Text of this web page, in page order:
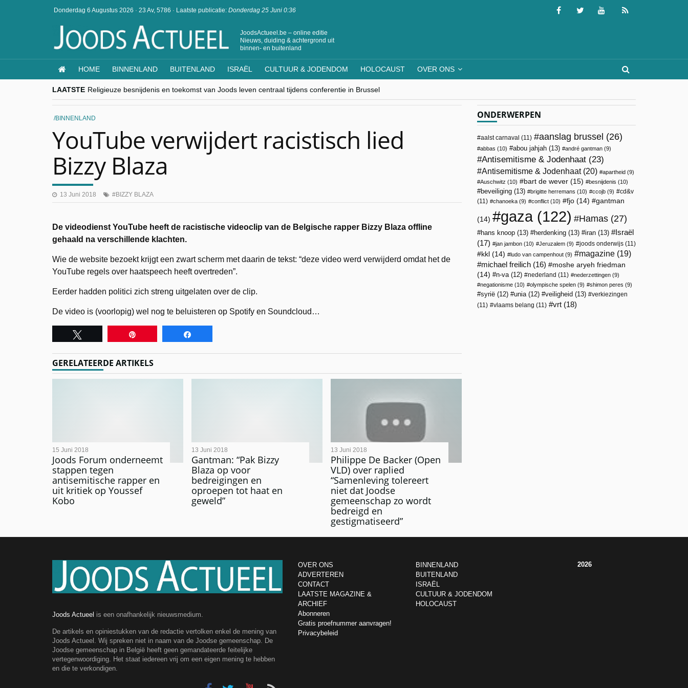
Donderdag 6 Augustus 2026 · 23 Av, 5786 · Laatste publicatie: Donderdag 25 Juni 0:36
JoodsActueel.be – online editie
Nieuws, duiding & achtergrond uit
binnen- en buitenland
HOME BINNENLAND BUITENLAND ISRAËL CULTUUR & JODENDOM HOLOCAUST OVER ONS
LAATSTE Religieuze besnijdenis en toekomst van Joods leven centraal tijdens conferentie in Brussel
“Besnijdenisdebat toont hoe moeilijk seculiere Westen minderheden begrijpt”, Jinnih Beels (Vooruit)
CITYTRIP | ROEMENIË – Boekarest: de verrassing van Oost-Europa
“Vandaag zit elke Jood in België op de beklaagdenbank”
BINNENLAND
YouTube verwijdert racistisch lied
Bizzy Blaza
13 Juni 2018 BIZZY BLAZA
De videodienst YouTube heeft de racistische videoclip van de Belgische rapper Bizzy Blaza offline
gehaald na verschillende klachten.
Wie de website bezoekt krijgt een zwart scherm met daarin de tekst: “deze video werd verwijderd omdat het de
YouTube regels over haatspeech heeft overtreden”.
Eerder hadden politici zich streng uitgelaten over de clip.
De video is (voorlopig) wel nog te beluisteren op Spotify en Soundcloud…
GERELATEERDE ARTIKELS
Joods Forum onderneemt
stappen tegen
antisemitische rapper en
uit kritiek op Youssef
Kobo
15 Juni 2018
Gantman: “Pak Bizzy
Blaza op voor
bedreigingen en
oproepen tot haat en
geweld”
13 Juni 2018
Philippe De Backer (Open
VLD) over raplied
“Samenleving tolereert
niet dat Joodse
gemeenschap zo wordt
bedreigd en
gestigmatiseerd”
13 Juni 2018
ONDERWERPEN
aalst carnaval (11) aanslag brussel (26)
abbas (10) abou jahjah (13) andré gantman (9)
Antisemitisme & Jodenhaat (23)
Antisemitisme & Jodenhaat(20) apartheid (9)
Auschwitz (10) bart de wever (15) besnijdenis (10)
beveiliging (13) brigitte herremans (10) ccojb (9)
cd&v
(11)
chanoeka (9) conflict (10) fjo (14) gantman
(14) gaza(122) Hamas (27)
hans knoop (13) herdenking (13) iran (13)
Israël
(17)
jan jambon (10) Jeruzalem (9) joods onderwijs (11)
kkl (14) ludo van campenhout (9) magazine (19)
michael freilich (16)
moshe aryeh friedman
(14)
n-va(12) nederland (11) nederzettingen (9)
negationisme (10) olympische spelen (9) shimon peres (9)
syrië (12) unia(12) veiligheid (13)
verkiezingen
(11)
vlaams belang (11) vrt (18)
Joods Actueel is een onafhankelijk nieuwsmedium.
De artikels en opiniestukken van de redactie vertolken enkel de mening van
Joods Actueel. Wij spreken niet in naam van de Joodse gemeenschap. De
Joodse gemeenschap in België heeft geen gemandateerde feitelijke
vertegenwoordiging. Het staat iedereen vrij om een eigen mening te hebben
en die te verkondigen.
OVER ONS
ADVERTEREN
CONTACT
LAATSTE MAGAZINE &
ARCHIEF
Abonneren
Gratis proefnummer aanvragen!
Privacybeleid
BINNENLAND
BUITENLAND
ISRAËL
CULTUUR & JODENDOM
HOLOCAUST
2026